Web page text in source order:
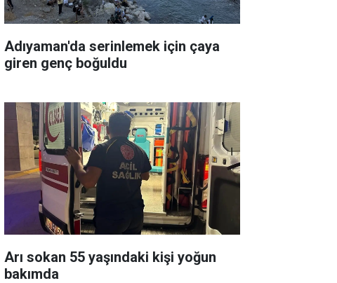
Adıyaman'da serinlemek için çaya
giren genç boğuldu
Arı sokan 55 yaşındaki kişi yoğun
bakımda